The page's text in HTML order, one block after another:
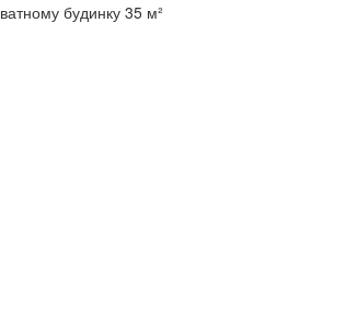
будинку 35 м²